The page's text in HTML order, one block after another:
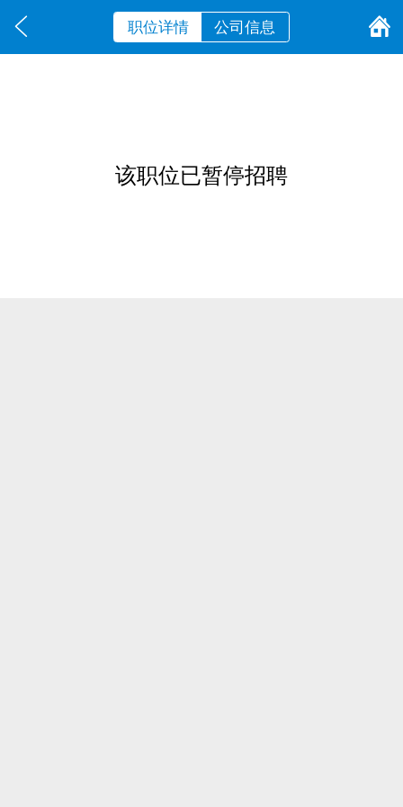
职位详情 公司信息
该职位已暂停招聘